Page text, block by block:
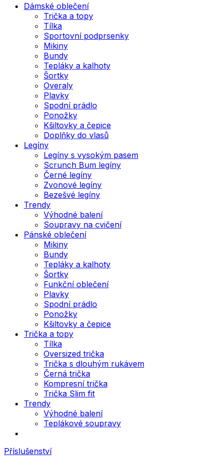
Dámské oblečení
Trička a topy
Tílka
Sportovní podprsenky
Mikiny
Bundy
Tepláky a kalhoty
Šortky
Overaly
Plavky
Spodní prádlo
Ponožky
Kšiltovky a čepice
Doplňky do vlasů
Legíny
Legíny s vysokým pasem
Scrunch Bum legíny
Černé legíny
Zvonové legíny
Bezešvé legíny
Trendy
Výhodné balení
Soupravy na cvičení
Pánské oblečení
Mikiny
Bundy
Tepláky a kalhoty
Šortky
Funkční oblečení
Plavky
Spodní prádlo
Ponožky
Kšiltovky a čepice
Trička a topy
Tílka
Oversized trička
Trička s dlouhým rukávem
Černá trička
Kompresní trička
Trička Slim fit
Trendy
Výhodné balení
Teplákové soupravy
Příslušenství